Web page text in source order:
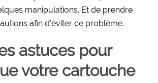
manipulations. Et de prendre
afin d’éviter ce problème.
astuces pour
votre cartouche